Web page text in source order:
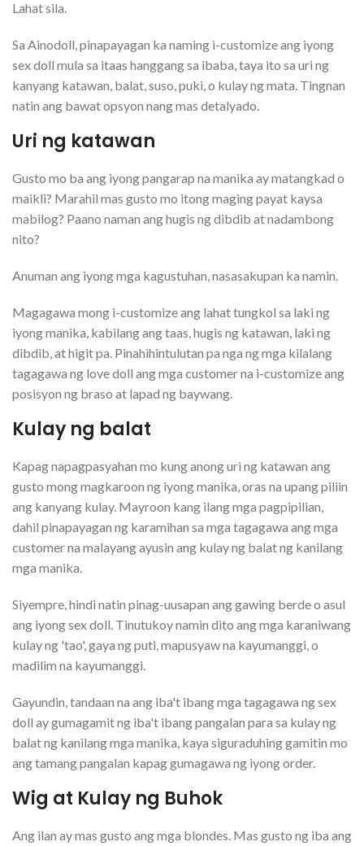
Lahat sila.
Sa Ainodoll, pinapayagan ka naming i-customize ang iyong
sex doll mula sa itaas hanggang sa ibaba, taya ito sa uri ng
kanyang katawan, balat, suso, puki, o kulay ng mata. Tingnan
natin ang bawat opsyon nang mas detalyado.
Uri ng katawan
Gusto mo ba ang iyong pangarap na manika ay matangkad o
maikli? Marahil mas gusto mo itong maging payat kaysa
mabilog? Paano naman ang hugis ng dibdib at nadambong
nito?
Anuman ang iyong mga kagustuhan, nasasakupan ka namin.
Magagawa mong i-customize ang lahat tungkol sa laki ng
iyong manika, kabilang ang taas, hugis ng katawan, laki ng
dibdib, at higit pa. Pinahihintulutan pa nga ng mga kilalang
tagagawa ng love doll ang mga customer na i-customize ang
posisyon ng braso at lapad ng baywang.
Kulay ng balat
Kapag napagpasyahan mo kung anong uri ng katawan ang
gusto mong magkaroon ng iyong manika, oras na upang piliin
ang kanyang kulay. Mayroon kang ilang mga pagpipilian,
dahil pinapayagan ng karamihan sa mga tagagawa ang mga
customer na malayang ayusin ang kulay ng balat ng kanilang
mga manika.
Siyempre, hindi natin pinag-uusapan ang gawing berde o asul
ang iyong sex doll. Tinutukoy namin dito ang mga karaniwang
kulay ng 'tao', gaya ng puti, mapusyaw na kayumanggi, o
madilim na kayumanggi.
Gayundin, tandaan na ang iba't ibang mga tagagawa ng sex
doll ay gumagamit ng iba't ibang pangalan para sa kulay ng
balat ng kanilang mga manika, kaya siguraduhing gamitin mo
ang tamang pangalan kapag gumagawa ng iyong order.
Wig at Kulay ng Buhok
Ang ilan ay mas gusto ang mga blondes. Mas gusto ng iba ang